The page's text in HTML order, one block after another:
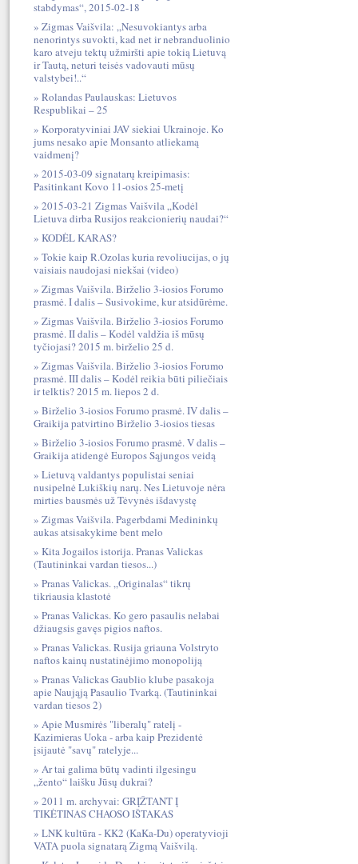
stabdymas“, 2015-02-18
Zigmas Vaišvila: „Nesuvokiantys arba
nenorintys suvokti, kad net ir nebranduolinio
karo atveju tektų užmiršti apie tokią Lietuvą
ir Tautą, neturi teisės vadovauti mūsų
valstybei!..“
Rolandas Paulauskas: Lietuvos
Respublikai – 25
Korporatyviniai JAV siekiai Ukrainoje. Ko
jums nesako apie Monsanto atliekamą
vaidmenį?
2015-03-09 signatarų kreipimasis:
Pasitinkant Kovo 11-osios 25-metį
2015-03-21 Zigmas Vaišvila „Kodėl
Lietuva dirba Rusijos reakcionierių naudai?“
KODĖL KARAS?
Tokie kaip R.Ozolas kuria revoliucijas, o jų
vaisiais naudojasi niekšai (video)
Zigmas Vaišvila. Birželio 3-iosios Forumo
prasmė. I dalis – Susivokime, kur atsidūrėme.
Zigmas Vaišvila. Birželio 3-iosios Forumo
prasmė. II dalis – Kodėl valdžia iš mūsų
tyčiojasi? 2015 m. birželio 25 d.
Zigmas Vaišvila. Birželio 3-iosios Forumo
prasmė. III dalis – Kodėl reikia būti piliečiais
ir telktis? 2015 m. liepos 2 d.
Birželio 3-iosios Forumo prasmė. IV dalis –
Graikija patvirtino Birželio 3-iosios tiesas
Birželio 3-iosios Forumo prasmė. V dalis –
Graikija atidengė Europos Sąjungos veidą
Lietuvą valdantys populistai seniai
nusipelnė Lukiškių narų. Nes Lietuvoje nėra
mirties bausmės už Tėvynės išdavystę
Zigmas Vaišvila. Pagerbdami Medininkų
aukas atsisakykime bent melo
Kita Jogailos istorija. Pranas Valickas
(Tautininkai vardan tiesos...)
Pranas Valickas. „Originalas“ tikrų
tikriausia klastotė
Pranas Valickas. Ko gero pasaulis nelabai
džiaugsis gavęs pigios naftos.
Pranas Valickas. Rusija griauna Volstryto
naftos kainų nustatinėjimo monopoliją
Pranas Valickas Gaublio klube pasakoja
apie Naująją Pasaulio Tvarką. (Tautininkai
vardan tiesos 2)
Apie Musmirės "liberalų" ratelį -
Kazimieras Uoka - arba kaip Prezidentė
įsijautė "savų" ratelyje...
Ar tai galima būtų vadinti ilgesingu
„žento“ laišku Jūsų dukrai?
2011 m. archyvai: GRĮŽTANT Į
TIKĖTINAS CHAOSO IŠTAKAS
LNK kultūra - KK2 (KaKa-Du) operatyvioji
VATA puola signatarą Zigmą Vaišvilą.